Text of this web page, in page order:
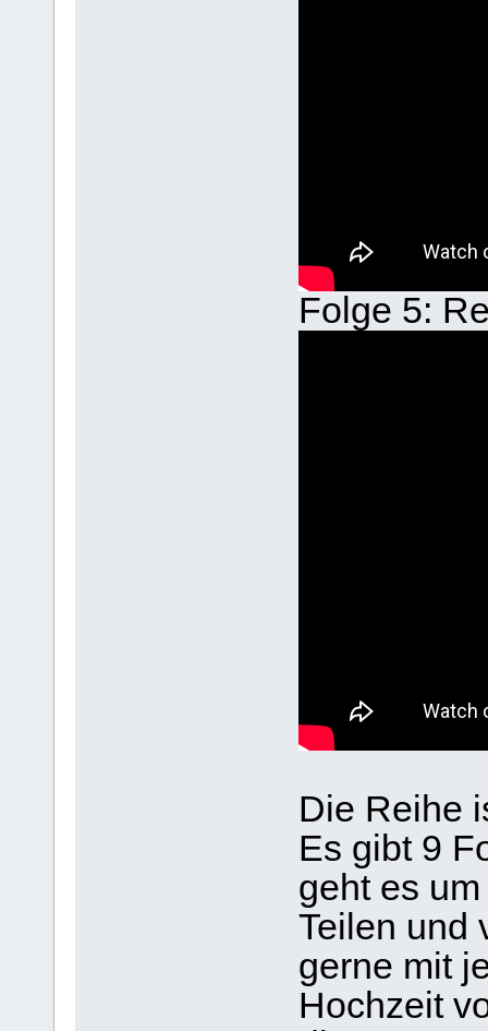
Folge 5:
Die Reihe
Es gibt 9
geht es
Teilen und
gerne mit
Hochzeit